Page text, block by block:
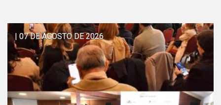
| 07 DE AGOSTO DE 2026